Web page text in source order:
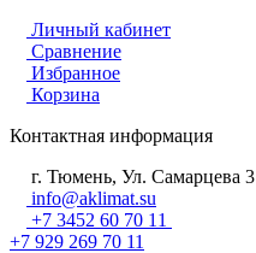
Личный кабинет
Сравнение
Избранное
Корзина
Контактная информация
г. Тюмень, Ул. Самарцева 3
info@aklimat.su
+7 3452 60 70 11
+7 929 269 70 11